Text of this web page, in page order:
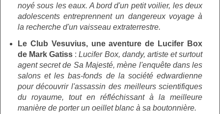
noyé sous les eaux. A bord d'un petit voilier, les deux
adolescents entreprennent un dangereux voyage à
la recherche d'un vaisseau extraterrestre.
Le Club Vesuvius, une aventure de Lucifer Box
de Mark Gatiss :Lucifer Box, dandy, artiste et surtout
agent secret de Sa Majesté, mène l'enquête dans les
salons et les bas-fonds de la société edwardienne
pour découvrir l'assassin des meilleurs scientifiques
du royaume, tout en réfléchissant à la meilleure
manière de porter un oeillet blanc à sa boutonnière.